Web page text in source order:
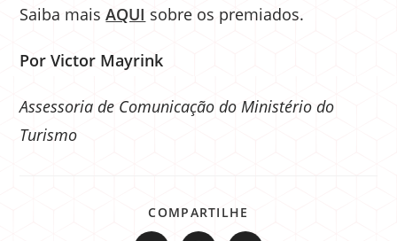
Saiba maisAQUI sobre os premiados.
Por Victor Mayrink
Assessoria de Comunicação do Ministério do
Turismo
COMPARTILHE